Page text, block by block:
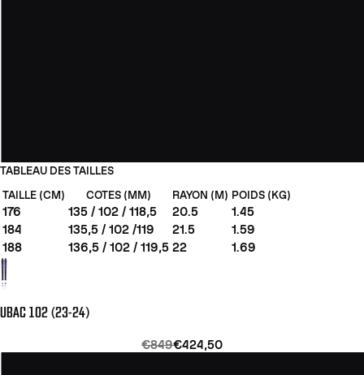
TABLEAU DES TAILLES
TAILLE (CM)
COTES (MM) RAYON (M) POIDS (KG)
176 135 / 102 / 118,5 20.5
1.45
184
135,5 / 102 /119 21.5
1.59
188
136,5 / 102 / 119,5 22 1.69
UBAC 102 (23-24)
€849€424,50